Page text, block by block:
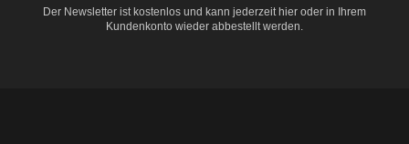
Der Newsletter ist kostenlos und kann jederzeit hier oder in Ihrem
Kundenkonto wieder abbestellt werden.